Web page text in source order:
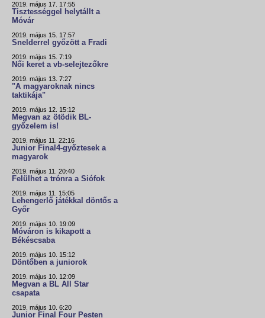
2019. május 17. 17:55
Tisztességgel helytállt a
Móvár
2019. május 15. 17:57
Snelderrel győzött a Fradi
2019. május 15. 7:19
Női keret a vb-selejtezőkre
2019. május 13. 7:27
"A magyaroknak nincs
taktikája"
2019. május 12. 15:12
Megvan az ötödik BL-
győzelem is!
2019. május 11. 22:16
Junior Final4-győztesek a
magyarok
2019. május 11. 20:40
Felülhet a trónra a Siófok
2019. május 11. 15:05
Lehengerlő játékkal döntős a
Győr
2019. május 10. 19:09
Móváron is kikapott a
Békéscsaba
2019. május 10. 15:12
Döntőben a juniorok
2019. május 10. 12:09
Megvan a BL All Star
csapata
2019. május 10. 6:20
Junior Final Four Pesten